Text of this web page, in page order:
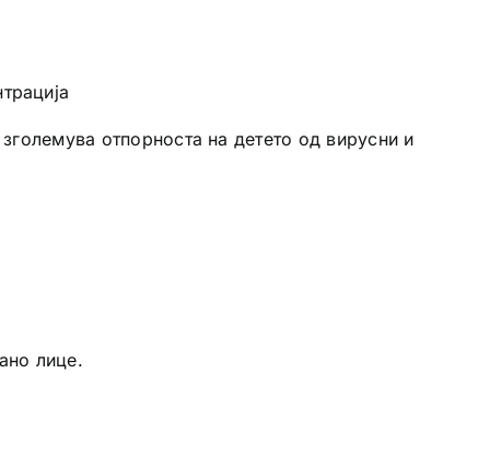
отпорноста на детето од вирусни и
лице.